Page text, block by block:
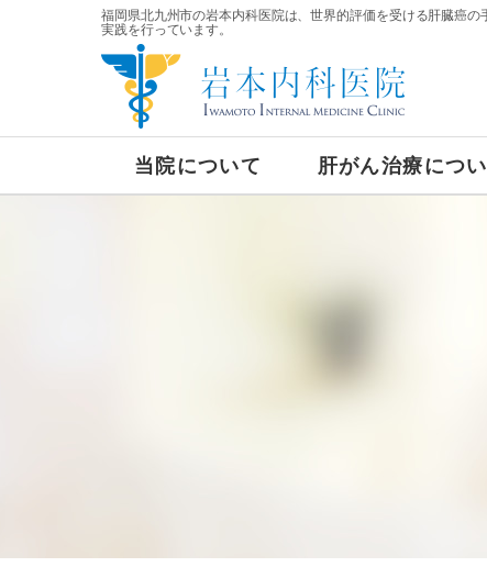
福岡県北九州市の岩本内科医院は、世界的評価を受ける肝臓癌
実践を行っています。
当院について 肝がん治療につ